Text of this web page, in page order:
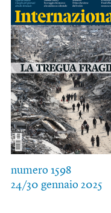
numero 1598
24/30 gennaio 2025